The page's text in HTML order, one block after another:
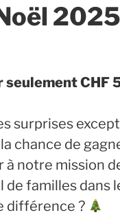
2025
seulement CHF
surprises
chance de
notre mission
familles dans
différence ?